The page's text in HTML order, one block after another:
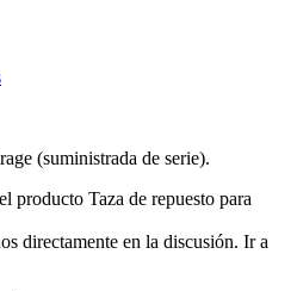
(suministrada de serie).
producto Taza de repuesto para
directamente en la discusión. Ir a